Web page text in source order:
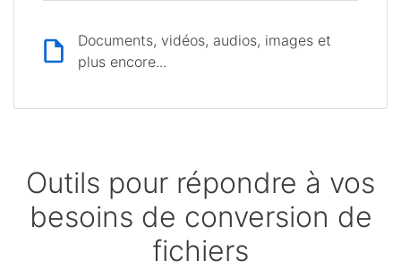
Documents, vidéos, audios, images et
plus encore...
Outils pour répondre à vos
besoins de conversion de
fichiers